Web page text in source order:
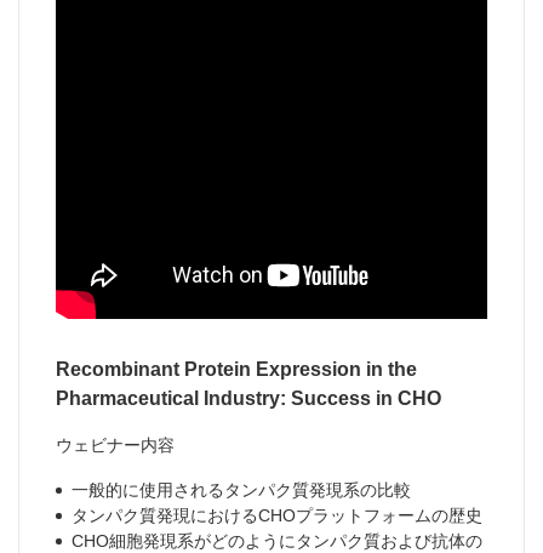
Recombinant Protein Expression in the
Pharmaceutical Industry: Success in CHO
ウェビナー内容
一般的に使用されるタンパク質発現系の比較
タンパク質発現におけるCHOプラットフォームの歴史
CHO細胞発現系がどのようにタンパク質および抗体の